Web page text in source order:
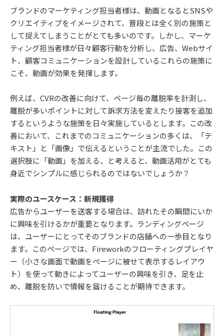
ブランドのマーケティング担当者様は、動画となるとSNSや
クリエイティブをイメージされて、普段とは全く別の施策と
して捉えてしまうことがとても多いのです。しかし、マーケ
ティング担当者様が日々顧客行動を分析し、広告、Webサイ
ト、顧客コミュニケーションを設計しているこれらの施策に
こそ、動画が効果を発揮します。
例えば、CVRの改善に向けて、ページ毎の離脱率を計測し、
離脱が多いポイントに対して訴求方法を変えたり接客を追加
するというような施策を日々実施しているとします。この改
善において、これまでのコミュニケーションの多くは、「テ
キスト」と「画像」で伝えるということが主流でした。この
選択肢に「動画」を加える、と考えると、動画活用がとても
身近でシンプルに感じられるのではないでしょうか？
実際のユースケース：新規獲得
広告からユーザーを送客する場合は、訪れたその瞬間にいか
に興味を引けるかが重要となります。ランディングページ
は、ユーザーにとってそのブランドの店舗への一歩目となり
ます。このページでは、Fireworkのフローティングプレイヤ
ー（小さな画面で動画をページに被せて表示するレイアウ
ト）を使って動きによってユーザーの興味を引き、足を止
め、離脱を防いで情報を届けることが期待できます。